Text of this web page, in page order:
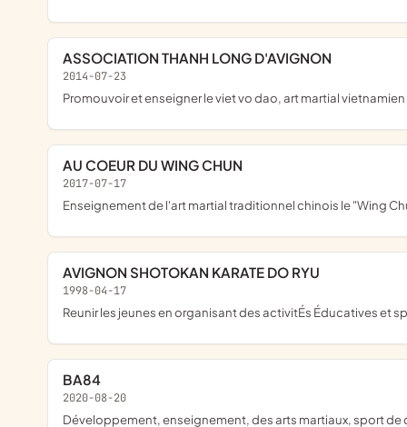
ASSOCIATION THANH LONG D'AVIGNON
2014-07-23
promouvoir et enseigner le viet vo dao, art martial
AU COEUR DU WING CHUN
2017-07-17
enseignement de l'art martial traditionnel chinois le "Wing
AVIGNON SHOTOKAN KARATE DO RYU
1998-04-17
reunir les jeunes en organisant des activitÉs Éducatives et
BA84
2020-08-20
développement, enseignement, des arts martiaux, sport